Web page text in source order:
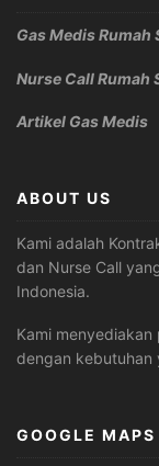
Gas Medis Rumah
Nurse Call Rumah
Artikel Gas Medis
ABOUT US
Kami adalah
dan Nurse Call
Indonesia.
Kami menyediakan
dengan kebutuhan
GOOGLE MAPS